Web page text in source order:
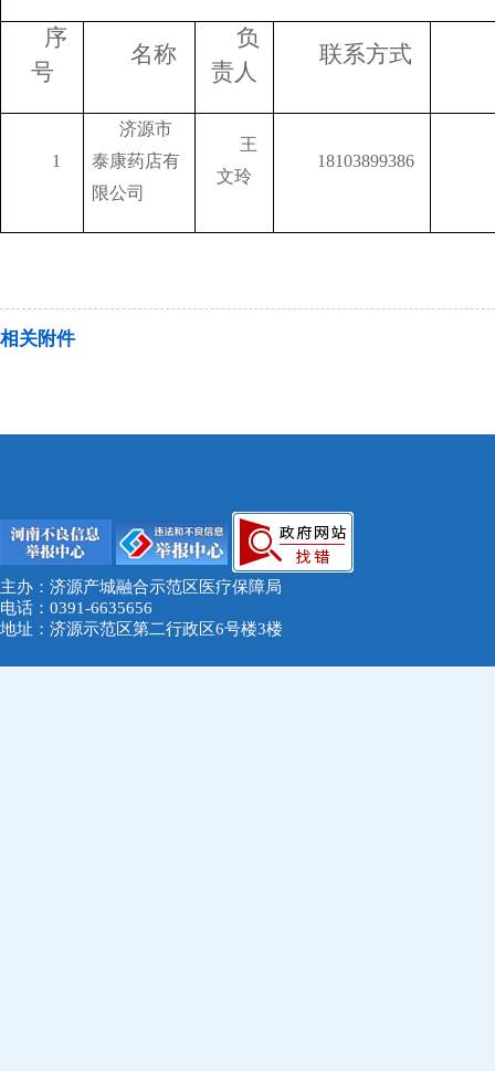
序
号
名称
负
责人
联系方式
1
济源市
泰康药店有
限公司
王
文玲
18103899386
相关附件
主办：济源产城融合示范区医疗保障局
电话：0391-6635656
地址：济源示范区第二行政区6号楼3楼